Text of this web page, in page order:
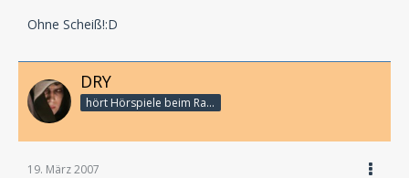
Ohne Scheiß!:D
DRY
hört Hörspiele beim Rasenmähen
19. März 2007